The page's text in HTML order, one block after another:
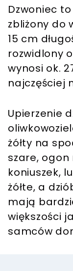
Dzwoniec
zbliżony do
15 cm
rozwidlony
wynosi ok.
najczęściej
Upierzenie
żółty na
szare, ogon
koniuszek,
żółte, a
mają
większości
samców